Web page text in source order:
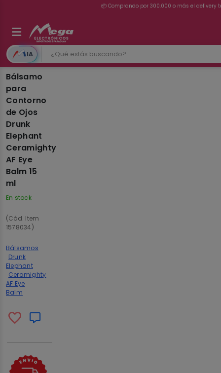
💳 ¡HASTA 24 CUOTAS SIN INTERÉS
IA
Bálsamo
para
Contorno
de Ojos
Drunk
Elephant
Ceramighty
AF Eye
Balm 15
ml
En stock
(Cód. Item
1578034)
Bálsamos
Drunk
Elephant
Ceramighty
AF Eye
Balm